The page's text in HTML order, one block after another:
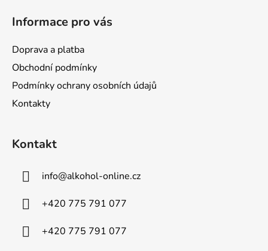
Informace pro vás
Doprava a platba
Obchodní podmínky
Podmínky ochrany osobních údajů
Kontakty
Kontakt
info@alkohol-online.cz
+420 775 791 077
+420 775 791 077